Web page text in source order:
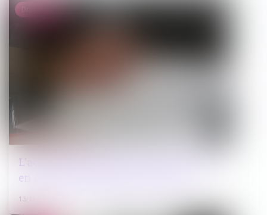
L'acheteur doit payer le titulaire même
en cas de compte bancaire piraté
13/11/2024
Droit public